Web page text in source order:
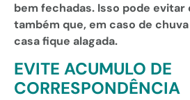
bem fechadas. Isso pode
também que, em caso de
casa fique alagada.
EVITE ACUMULO DE
CORRESPONDÊNCIA